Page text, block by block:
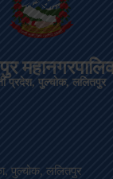
प्रदेश, पुल्चोक, ललितपुर
पुल्चोक, ललितपुर